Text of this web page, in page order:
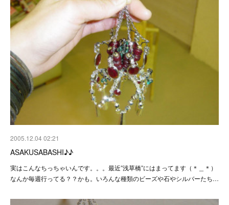
2005.12.04 02:21
ASAKUSABASHI♪♪
実はこんなちっちゃいんです。。。最近”浅草橋”にはまってます（＊＿＊）
なんか毎週行ってる？？かも。いろんな種類のビーズや石やシルバーたち…